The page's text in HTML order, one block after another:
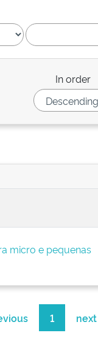
In order
micro e pequenas
1 next